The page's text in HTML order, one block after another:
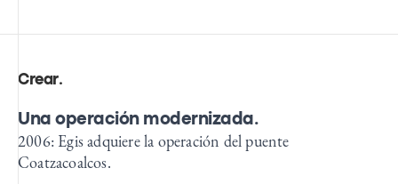
Crear.
Una operación modernizada.
2006: Egis adquiere la operación del puente
Coatzacoalcos.